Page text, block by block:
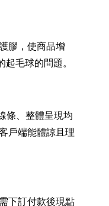
膠，使商品增
毛球的問題。
條、整體呈現均
戶端能體諒且理
下訂付款後現點